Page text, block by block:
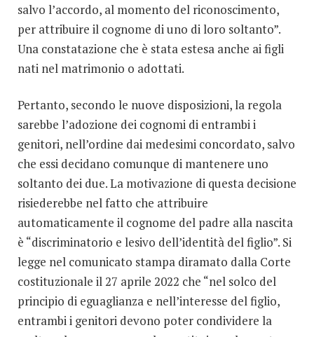
salvo l’accordo, al momento del riconoscimento,
per attribuire il cognome di uno di loro soltanto”.
Una constatazione che è stata estesa anche ai figli
nati nel matrimonio o adottati.
Pertanto, secondo le nuove disposizioni, la regola
sarebbe l’adozione dei cognomi di entrambi i
genitori, nell’ordine dai medesimi concordato, salvo
che essi decidano comunque di mantenere uno
soltanto dei due. La motivazione di questa decisione
risiederebbe nel fatto che attribuire
automaticamente il cognome del padre alla nascita
è “discriminatorio e lesivo dell’identità del figlio”. Si
legge nel comunicato stampa diramato dalla Corte
costituzionale il 27 aprile 2022 che “nel solco del
principio di eguaglianza e nell’interesse del figlio,
entrambi i genitori devono poter condividere la